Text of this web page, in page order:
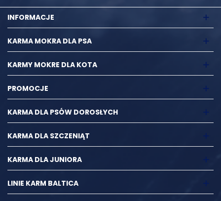
INFORMACJE
KARMA MOKRA DLA PSA
KARMY MOKRE DLA KOTA
PROMOCJE
KARMA DLA PSÓW DOROSŁYCH
KARMA DLA SZCZENIĄT
KARMA DLA JUNIORA
LINIE KARM BALTICA